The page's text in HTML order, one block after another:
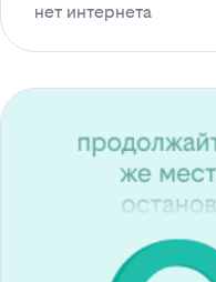
нет интернета